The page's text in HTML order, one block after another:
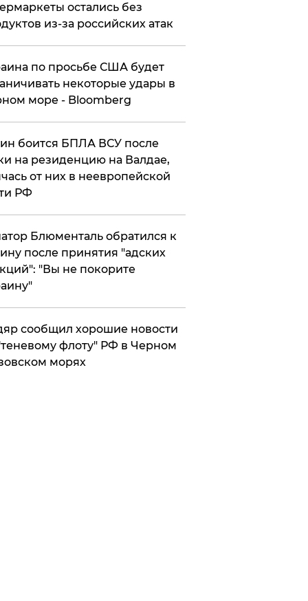
остались без
из-за российских атак
по просьбе США будет
некоторые удары в
море - Bloomberg
боится БПЛА ВСУ после
на резиденцию на Валдае,
от них в неевропейской
РФ
Блюменталь обратился к
после принятия "адских
"Вы не покорите
сообщил хорошие новости
флоту" РФ в Черном
морях